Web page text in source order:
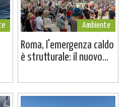
Ambiente
Roma, l'emergenza caldo
è strutturale: il nuovo...